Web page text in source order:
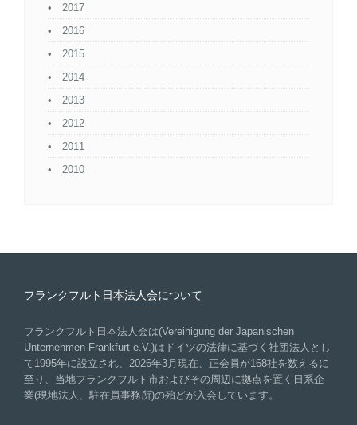
2017
2016
2015
2014
2013
2012
2011
2010
フランクフルト日本法人会について
フランクフルト日本法人会は(Vereinigung der Japanischen
Unternehmen Frankfurt e.V.)はドイツの法律に基づく社団法人とし
て1995年に設立され、2026年3月現在、正会員が168社を数えるに
至り、当地フランクフルト市およびその周辺に拠点を置く日系企
業(現地法人、駐在員事務所)の殆どが入会しています。